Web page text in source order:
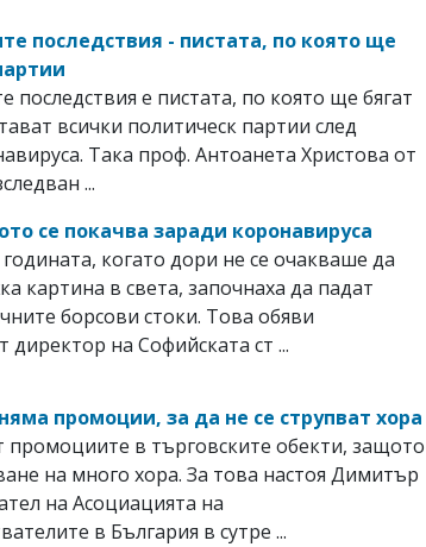
последствия - пистата, по която ще
последствия е пистата, по която ще бягат
всички политическ партии след
Така проф. Антоанета Христова от
...
се покачва заради коронавируса
когато дори не се очакваше да
картина в света, започнаха да падат
борсови стоки. Това обяви
директор на Софийската ст ...
промоции, за да не се струпват хора
промоциите в търговските обекти, защото
на много хора. За това настоя Димитър
на Асоциацията на
в България в сутре ...